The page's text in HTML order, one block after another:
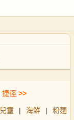
捷徑 >>
兒童 | 海鮮 |
粉麵